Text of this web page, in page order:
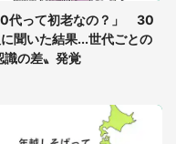
さんに握らされたもの
代って初老なの？」 30
聞いた結果...世代ごとの
識の差〟発覚